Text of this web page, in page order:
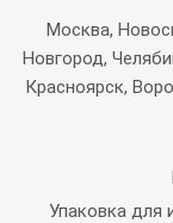
Москва,
Новгород,
Красноярск,
Упаковка для